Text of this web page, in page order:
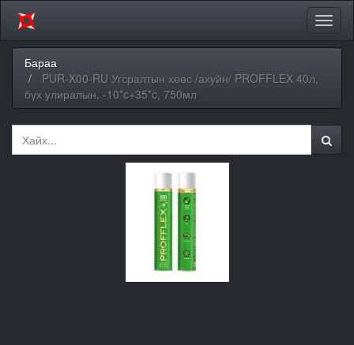
Бараа
PUR-X00-RU Угсралтын хөөс /ахуйн/ PROFFLEX 40л,
бүх улиралын, -10*c+35*c, 750мл